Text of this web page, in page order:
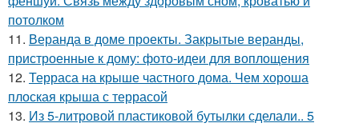
потолком
11. Веранда в доме проекты. Закрытые веранды,
пристроенные к дому: фото-идеи для воплощения
12. Терраса на крыше частного дома. Чем хороша
плоская крыша с террасой
13. Из 5-литровой пластиковой бутылки сделали.. 5